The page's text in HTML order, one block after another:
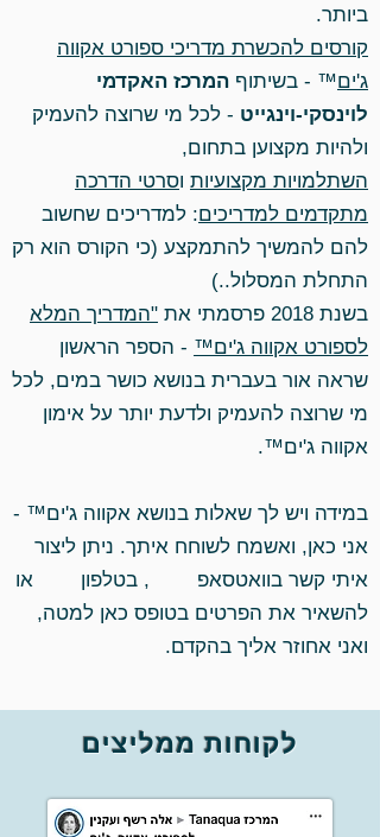
ביותר.
קורסים להכשרת מדריכי ספורט אקווה
ג'ים™ - בשיתוף המרכז האקדמי
לוינסקי-וינגייט - לכל מי שרוצה להעמיק
ולהיות מקצוען בתחום,
השתלמויות מקצועיות וסרטי הדרכה
מתקדמים למדריכים: למדריכים שחשוב
להם להמשיך להתמקצע (כי הקורס הוא רק
התחלת המסלול..)
בשנת 2018 פרסמתי את
"המדריך המלא
לספורט אקווה ג'ים™ - הספר הראשון
שראה אור בעברית בנושא כושר במים, לכל
מי שרוצה להעמיק ולדעת יותר על אימון
אקווה ג'ים™.
במידה ויש לך שאלות בנושא אקווה ג'ים™ -
אני כאן, ואשמח לשוחח איתך. ניתן ליצור
איתי קשר בוואטסאפ , בטלפון או
להשאיר את הפרטים בטופס כאן למטה,
ואני אחוזר אליך בהקדם.
לקוחות ממליצים